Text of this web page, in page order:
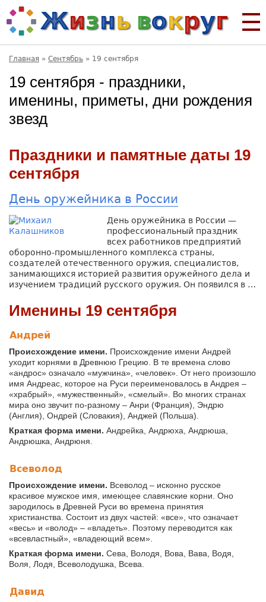
Главная » Сентябрь » 19 сентября
19 сентября - праздники,
именины, приметы, дни рождения
звезд
Праздники и памятные даты 19
сентября
День оружейника в России
День оружейника в России —
профессиональный праздник
всех работников предприятий
оборонно-промышленного комплекса страны,
создателей отечественного оружия, специалистов,
занимающихся историей развития оружейного дела и
изучением традиций русского оружия. Он появился в …
Именины 19 сентября
Андрей
Происхождение имени. Происхождение имени Андрей
уходит корнями в Древнюю Грецию. В те времена слово
«андрос» означало «мужчина», «человек». От него произошло
имя Андреас, которое на Руси переименовалось в Андрея –
«храбрый», «мужественный», «смелый». Во многих странах
мира оно звучит по-разному – Анри (Франция), Эндрю
(Англия), Ондрей (Словакия), Анджей (Польша).
Краткая форма имени. Андрейка, Андрюха, Андрюша,
Андрюшка, Андрюня.
Всеволод
Происхождение имени. Всеволод – исконно русское
красивое мужское имя, имеющее славянские корни. Оно
зародилось в Древней Руси во времена принятия
христианства. Состоит из двух частей: «все», что означает
«весь» и «волод» – «владеть». Поэтому переводится как
«всевластный», «владеющий всем».
Краткая форма имени. Сева, Володя, Вова, Вава, Водя,
Воля, Лодя, Всеволодушка, Всева.
Давид